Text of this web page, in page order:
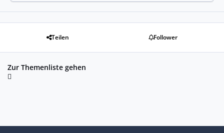
Teilen Follower
Zur Themenliste gehen